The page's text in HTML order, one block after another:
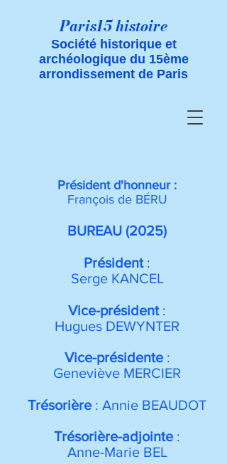
Paris15 histoire
Société historique et
archéologique du 15ème
arrondissement de Paris
Président d'honneur :
François de BÉRU
BUREAU (2025)
Président:
Serge KANCEL
Vice-président:
Hugues DEWYNTER
Vice-présidente:
Geneviève MERCIER
Trésorière : Annie BEAUDOT
Trésorière-adjointe :
Anne-Marie BEL